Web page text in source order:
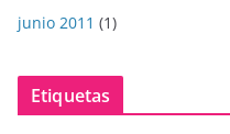
junio 2011 (1)
Etiquetas